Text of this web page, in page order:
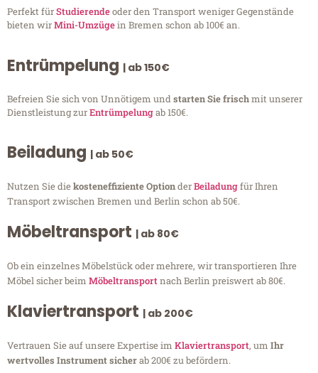
Perfekt fürStudierendeoder den Transport weniger Gegenstände
bieten wirMini-Umzügein Bremen schon ab 100€ an.
Entrümpelung | ab 150€
Befreien Sie sich von Unnötigem undstarten Sie frischmit unserer
Dienstleistung zurEntrümpelungab 150€.
Beiladung | ab 50€
Nutzen Sie diekosteneffiziente OptionderBeiladungfür Ihren
Transport zwischen Bremen und Berlin schon ab 50€.
Möbeltransport | ab 80€
Ob ein einzelnes Möbelstück oder mehrere, wir transportieren Ihre
Möbel sicher beim Möbeltransportnach Berlin preiswert ab 80€.
Klaviertransport | ab 200€
Vertrauen Sie auf unsere Expertise im Klaviertransport, um Ihr
wertvolles Instrument sicherab 200€ zu befördern.